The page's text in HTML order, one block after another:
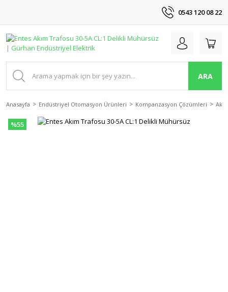
0543 120 08 22
ARA
Anasayfa Endüstriyel Otomasyon Ürünleri Kompanzasyon Çözümleri
%55